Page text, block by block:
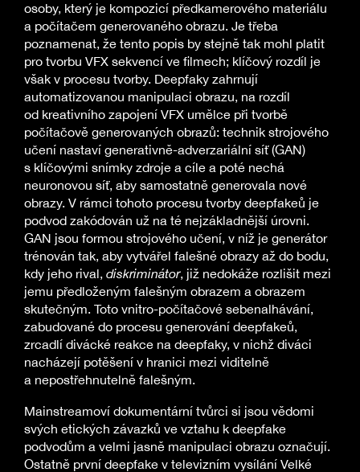
osoby, který je kompozicí předkamerového materiálu
a počítačem generovaného obrazu. Je třeba
poznamenat, že tento popis by stejně tak mohl platit
pro tvorbu VFX sekvencí ve filmech; klíčový rozdíl je
však v procesu tvorby. Deepfaky zahrnují
automatizovanou manipulaci obrazu, na rozdíl
od kreativního zapojení VFX umělce při tvorbě
počítačově generovaných obrazů: technik strojového
učení nastaví generativně-adverzariální síť (GAN)
s klíčovými snímky zdroje a cíle a poté nechá
neuronovou síť, aby samostatně generovala nové
obrazy. V rámci tohoto procesu tvorby deepfakeů je
podvod zakódován už na té nejzákladnější úrovni.
GAN jsou formou strojového učení, v níž je generátor
trénován tak, aby vytvářel falešné obrazy až do bodu,
kdy jeho rival, diskriminátor, již nedokáže rozlišit mezi
jemu předloženým falešným obrazem a obrazem
skutečným. Toto vnitro-počítačové sebenalhávání,
zabudované do procesu generování deepfakeů,
zrcadlí divácké reakce na deepfaky, v nichž diváci
nacházejí potěšení v hranici mezi viditelně
a nepostřehnutelně falešným.
Mainstreamoví dokumentární tvůrci si jsou vědomi
svých etických závazků ve vztahu k deepfake
podvodům a velmi jasně manipulaci obrazu označují.
Ostatně první deepfake v televizním vysílání Velké